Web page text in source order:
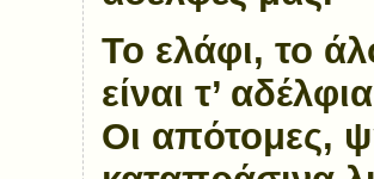
Το ελάφι, το
είναι τ’
Οι απότομες,